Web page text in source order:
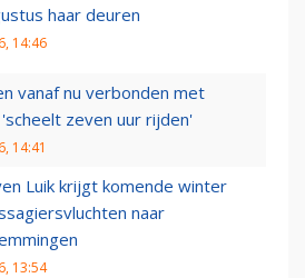
haar deuren
14:46
vanaf nu verbonden met
zeven uur rijden'
14:41
Luik krijgt komende winter
naar
13:54